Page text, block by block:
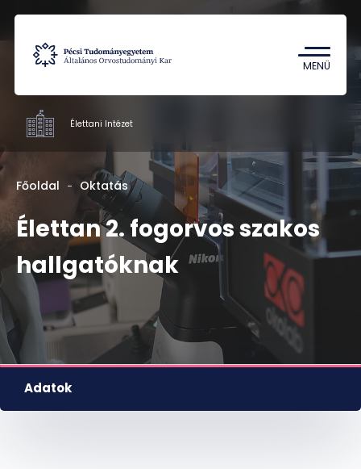
MENÜ
Tantárgykereső
Campus térkép
Kutatás
Munkatársak
Rólunk
Kapcsolat
Élettani Intézet
Főoldal Oktatás
Élettan 2. fogorvos szakos
hallgatóknak
Adatok